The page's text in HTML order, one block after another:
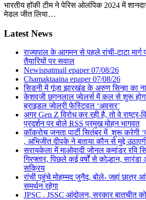
भारतीय हॉकी टीम ने पेरिस ओलंपिक 2024 में
मेडल जीत लिया…
Latest News
राज्यपाल के आगमन से पहले रांची-टाटा
तैयारियों पर सवाल
Newispatmail epaper 07/08/26
Chamaktaaina epaper 07/08/26
सिडनी में गूंजा झारखंड के अरुण सिन्हा का
केशवजी छगनलाल ज्वेलर्स में कल से शुरू होगा
ब्राइडल ज्वेलरी फेस्टिवल ‘अवसर’
अगर Gen Z विरोध कर रही है, तो वे राष्ट्र-
प्रदर्शन पर बोले RSS प्रमुख मोहन भागवत
कॉकरोच जनता पार्टी सितंबर में शुरू करेगी
, अभिजीत दीपके ने बताया कौन से मुद्दे उठाएगी
सरायकेला में माओवादी जोनल कमांडर रवि
गिरफ्तार, पिछले कई वर्षों से कोल्हान,
सक्रिय
रांची पहुंचे मोहम्मद जुनैद, बोले- जहां छात्र
समर्थन रहेगा
JPSC . JSSC आंदोलन, सरकार बातचीत